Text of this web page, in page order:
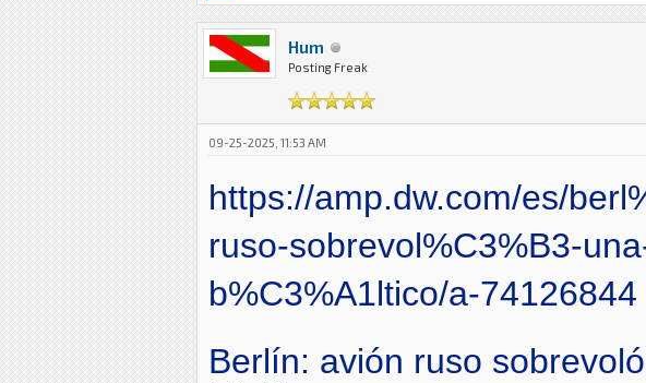
Hum
Posting Freak
09-25-2025, 11:53 AM
https://amp.dw.com/es/
ruso-sobrevol%C3%B3-
b%C3%A1ltico/a-74126844
Berlín: avión ruso